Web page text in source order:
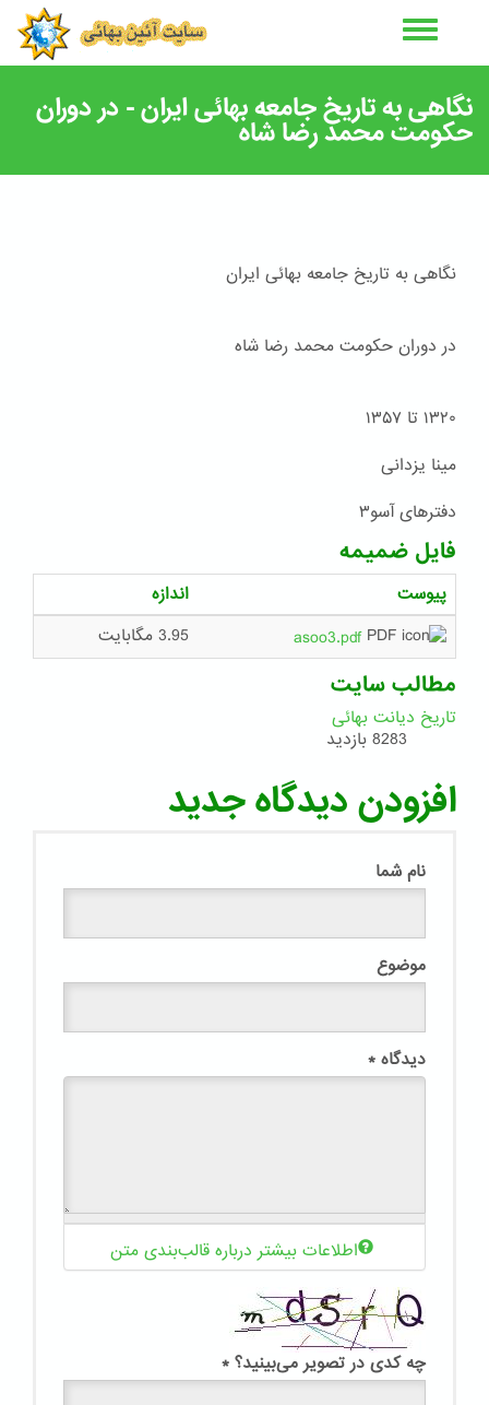
نگاهی به تاریخ جامعه بهائی ایران - در دوران
حکومت محمد رضا شاه
نگاهی به تاریخ جامعه بهائی ایران
در دوران حکومت محمد رضا شاه
۱۳۲۰ تا ۱۳۵۷
مینا یزدانی
دفترهای آسو۳
فایل ضمیمه
پیوست
اندازه
asoo3.pdf
3.95 مگابایت
مطالب سایت
تاریخ دیانت بهائی
8283 بازدید
افزودن دیدگاه جدید
نام شما
موضوع
دیدگاه *
اطلاعات بیشتر درباره قالب‌بندی متن
چه کدی در تصویر می‌بینید؟ *